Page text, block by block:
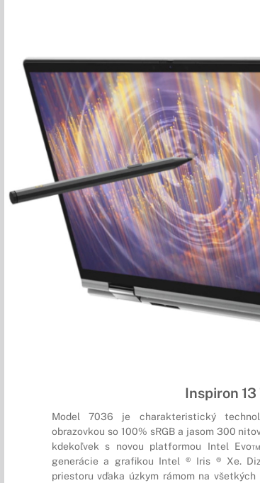
Inspiron
Model 7036 je charakteristický
obrazovkou so 100% sRGB a jasom 300
kdekoľvek s novou platformou Intel
generácie a grafikou Intel ® Iris ® Xe.
priestoru vďaka úzkym rámom na